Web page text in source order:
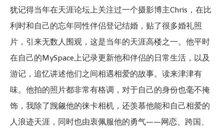
犹记得当年在天涯论坛上关注过一个摄影博主Chris，在比
利时和自己的忘年同性伴侣登记结婚，贴了很多婚礼照
片，引来无数人围观，这是当年的天涯高楼之一。他平时
在自己的MySpace上记录更新他和伴侣的日常生活，以及
游记，追忆讲述他们之间相遇相爱的故事。读来津津有
味。他拍的照片都非常有格调，对于自己的身份也毫不掩
饰，我除了觊觎他的徕卡相机，还羡慕他能和自己相爱的
人浪迹天涯，同时也由衷佩服他的勇气——网恋、跨国、